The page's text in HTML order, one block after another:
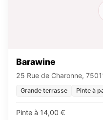
Barawine
25 Rue de Charonne,
Grande terrasse Pinte à
Pinte à 14,00 €